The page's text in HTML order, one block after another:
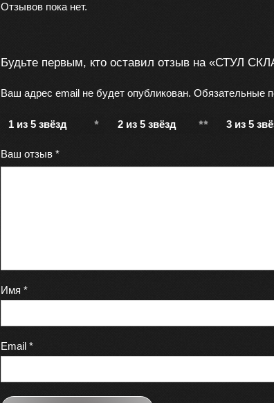
Отзывов пока нет.
Будьте первым, кто оставил отзыв на
Ваш адрес email не будет опубликован. Обязательные
1 из 5 звёзд 2 из 5 звёзд 3 из 5
Ваш отзыв *
Имя *
Email *